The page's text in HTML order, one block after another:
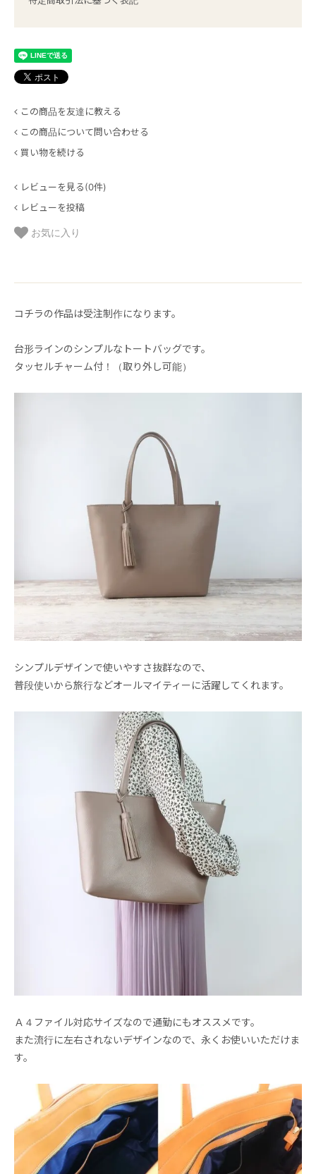
この商品を友達に教える
この商品について問い合わせる
買い物を続ける
レビューを見る(0件)
レビューを投稿
お気に入り
コチラの作品は受注制作になります。
台形ラインのシンプルなトートバッグです。
タッセルチャーム付！（取り外し可能）
シンプルデザインで使いやすさ抜群なので、
普段使いから旅行などオールマイティーに活躍してくれます。
Ａ４ファイル対応サイズなので通勤にもオススメです。
また流行に左右されないデザインなので、永くお使いいただけま
す。